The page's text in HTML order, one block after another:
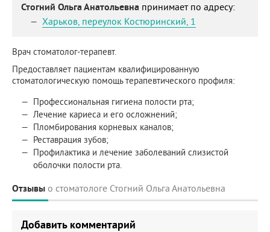
Стогний Ольга Анатольевна принимает по адресу:
Харьков, переулок Костюринский, 1
Врач стоматолог-терапевт.
Предоставляет пациентам квалифицированную
стоматологическую помощь терапевтического профиля:
Профессиональная гигиена полости рта;
Лечение кариеса и его осложнений;
Пломбирования корневых каналов;
Реставрация зубов;
Профилактика и лечение заболеваний слизистой
оболочки полости рта.
Отзывы о стоматологе Стогний Ольга Анатольевна
Добавить комментарий